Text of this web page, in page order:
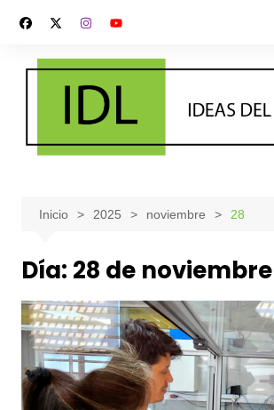
contenido
Inicio 2025 noviembre 28
Día: 28 de